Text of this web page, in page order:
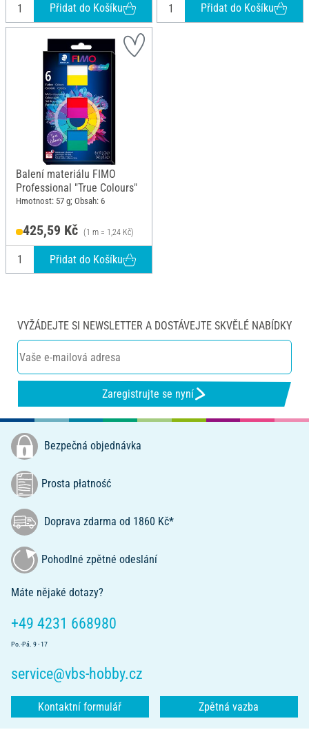
Přidat do Košíku Přidat do Košíku
Balení materiálu FIMO
Professional "True Colours"
Hmotnost: 57 g; Obsah: 6
425,59 Kč (1 m = 1,24 Kč)
Přidat do Košíku
VYŽÁDEJTE SI NEWSLETTER A DOSTÁVEJTE SKVĚLÉ NABÍDKY
Zaregistrujte se nyní
Bezpečná objednávka
Prosta płatność
Doprava zdarma od 1860 Kč*
Pohodlné zpětné odeslání
Máte nějaké dotazy?
+49 4231 668980
Po.-Pá. 9 - 17
service@vbs-hobby.cz
Kontaktní formulář Zpětná vazba